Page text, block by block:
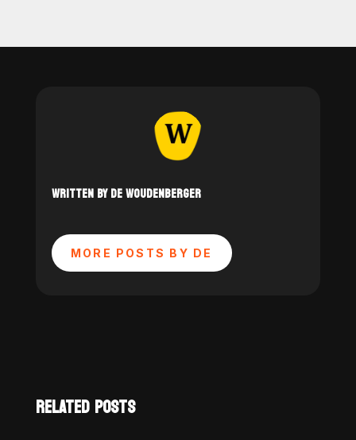
WRITTEN BY DE WOUDENBERGER
MORE POSTS BY DE
RELATED POSTS